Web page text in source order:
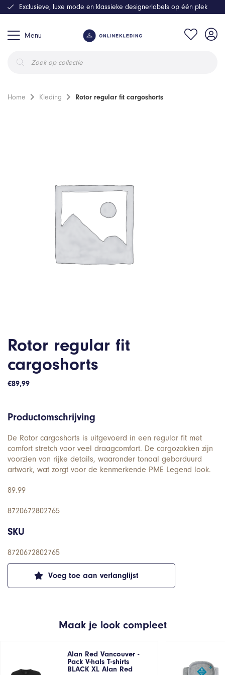
Menu
zoeken
Exclusieve, luxe mode en klassieke designerlabels op één plek
Home Kleding Rotor regular fit cargoshorts
Rotor regular fit
cargoshorts
€89,99
Voeg toe aan verlanglijst
Productomschrijving
De Rotor cargoshorts is uitgevoerd in een regular fit met
comfort stretch voor veel draagcomfort. De cargozakken zijn
voorzien van rijke details, waaronder tonaal geborduurd
artwork, wat zorgt voor de kenmerkende PME Legend look.
89.99
8720672802765
SKU
8720672802765
Maak je look compleet
Alan Red Vancouver -
Pack V-hals T-shirts
BLACK XL Alan Red